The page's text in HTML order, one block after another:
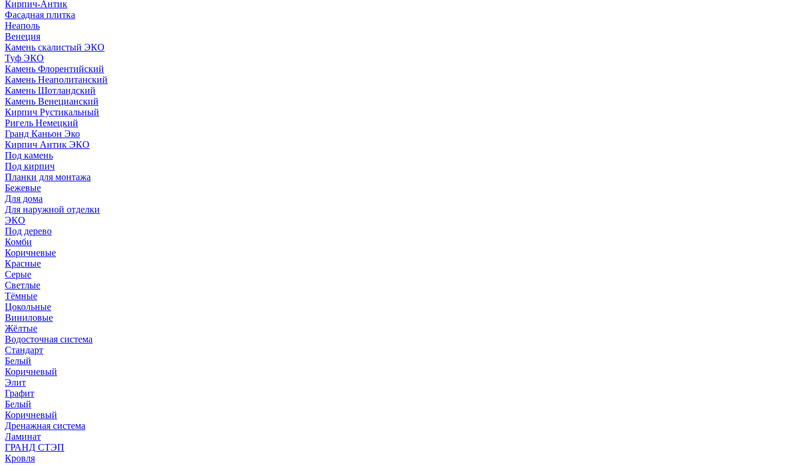
Кирпич-Антик
Фасадная плитка
Неаполь
Венеция
Камень скалистый ЭКО
Туф ЭКО
Камень Флорентийский
Камень Неаполитанский
Камень Шотландский
Камень Венецианский
Кирпич Рустикальный
Ригель Немецкий
Гранд Каньон Эко
Кирпич Антик ЭКО
Под камень
Под кирпич
Планки для монтажа
Бежевые
Для дома
Для наружной отделки
ЭКO
Под дерево
Комби
Коричневые
Красные
Серые
Светлые
Тёмные
Цокольные
Виниловые
Жёлтые
Водосточная система
Стандарт
Белый
Коричневый
Элит
Графит
Белый
Коричневый
Дренажная система
Ламинат
ГРАНД СТЭП
Кровля